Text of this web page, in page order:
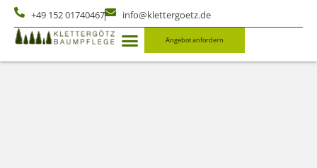
+49 152 01740467 info@klettergoetz.de
Angebot anfordern